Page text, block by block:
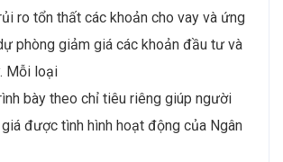
ro tổn thất các khoản cho vay và ứng
phòng giảm giá các khoản đầu tư và
Mỗi loại
bày theo chỉ tiêu riêng giúp người
được tình hình hoạt động của Ngân